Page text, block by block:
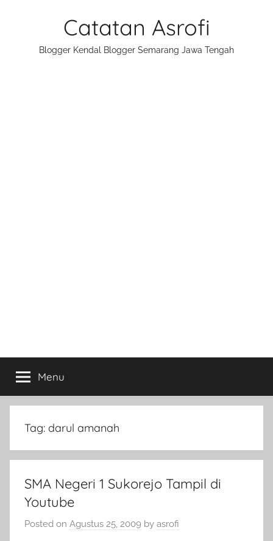
Catatan Asrofi
Blogger Kendal Blogger Semarang Jawa Tengah
Menu
Tag: darul amanah
SMA Negeri 1 Sukorejo Tampil di
Youtube
Posted on Agustus 25, 2009 by asrofi